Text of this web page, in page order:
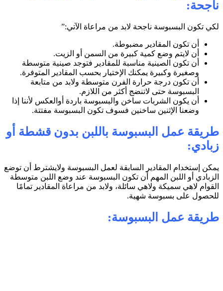
ناجحة:
لكي تكون البسبوسة ناجحة لابد من مراعاة الآتي:”
أن تكون المقادير مضبوطة.
أن لايتم وضع كمية كبيرة من السمن أو الزيت.
أن تكون الصينية مناسبة للمقادير فتوجد صينية متوسطة
وصغيرة وكبيرة يمكنك الإختيار بحسب المقادير المتوفرة.
أن تكون درجة حرارة الفرن متوسطة ولابد من متابعة
البسبوسة حتى لاتنضج أكثر من اللازم.
أن يكون الشربات ساخن والبسبوسة باردة أوالعكس لأننا إذا
وضعنا الإثنين ساخنين فسوف تكون البسبوسة مفتتة.
طريقة عمل البسبوسة باللبن بدون قشطة أو
زبادي:
يمكن إستخدام المقادير السابقة لعمل البسبوسة ولايشترط أن توضع
الزبادي أو اللبن المهم أن تكون البسبوسة عند وضع اللبن متوسطة
القوام لاهي سميكة ولاهي سائلة، ولابد من مراعاة المقادير تمامًا
للحصول على بسبوسة شهية.
طريقة عمل البسبوسة: